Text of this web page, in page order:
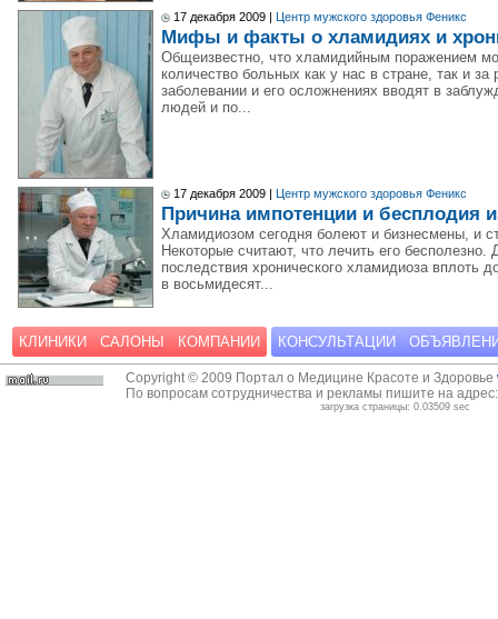
17 декабря 2009 | Центр мужского здоровья Феникс
Мифы и факты о хламидиях и
Общеизвестно, что хламидийным поражением
количество больных как у нас в стране, так и
заболевании и его осложнениях вводят в
людей и по...
17 декабря 2009 | Центр мужского здоровья Феникс
Причина импотенции и бесплодия
Хламидиозом сегодня болеют и бизнесмены, и
Некоторые считают, что лечить его
последствия хронического хламидиоза вплоть
в восьмидесят...
КЛИНИКИ САЛОНЫ КОМПАНИИ КОНСУЛЬТАЦИИ
Copyright © 2009 Портал о Медицине Красоте и Здоровье
По вопросам сотрудничества и рекламы пишите на
загрузка страницы: 0.03509 sec